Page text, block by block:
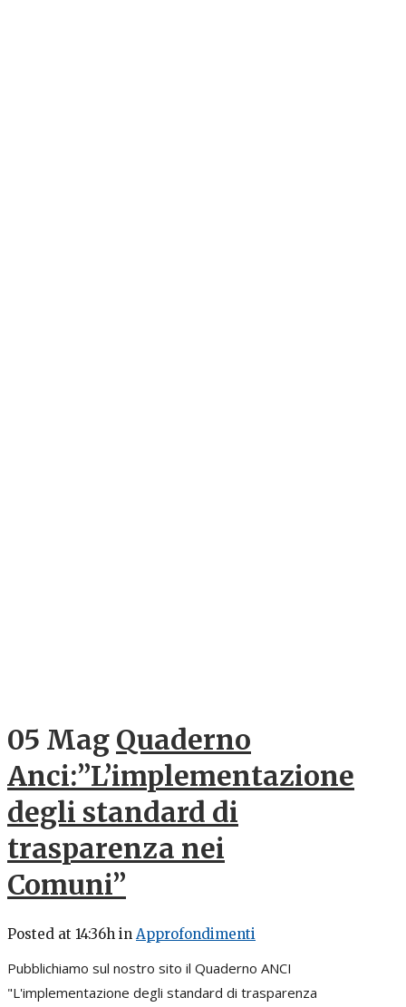
05 Mag Quaderno
Anci:”L’implementazione
degli standard di
trasparenza nei
Comuni”
Posted at 14:36h in Approfondimenti
Pubblichiamo sul nostro sito il Quaderno ANCI
"L'implementazione degli standard di trasparenza